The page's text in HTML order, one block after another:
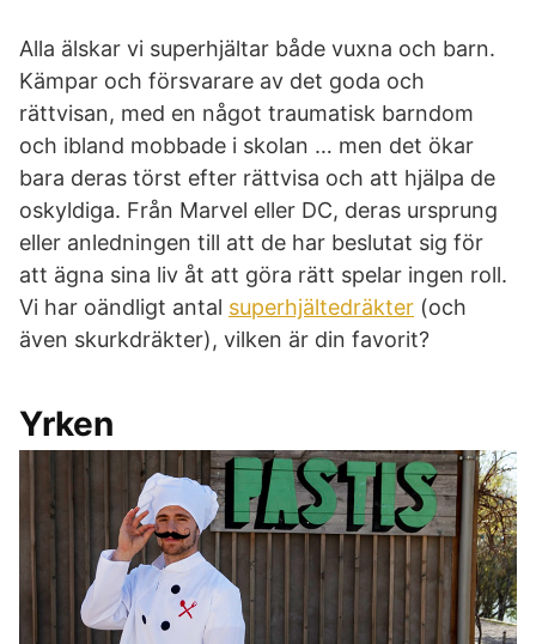
Alla älskar vi superhjältar både vuxna och barn.
Kämpar och försvarare av det goda och
rättvisan, med en något traumatisk barndom
och ibland mobbade i skolan … men det ökar
bara deras törst efter rättvisa och att hjälpa de
oskyldiga. Från Marvel eller DC, deras ursprung
eller anledningen till att de har beslutat sig för
att ägna sina liv åt att göra rätt spelar ingen roll.
Vi har oändligt antal superhjältedräkter (och
även skurkdräkter), vilken är din favorit?
Yrken